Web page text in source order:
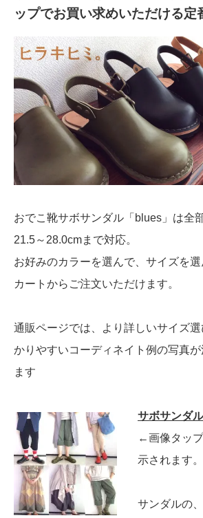
ップでお買い求めいただける定
おでこ靴サボサンダル「blues」は全
21.5～28.0cmまで対応。
お好みのカラーを選んで、サイズを
カートからご注文いただけます。
通販ページでは、より詳しいサイズ
かりやすいコーディネイト例の写真
ます
サボサンダ
←画像タッ
示されます。
サンダルの